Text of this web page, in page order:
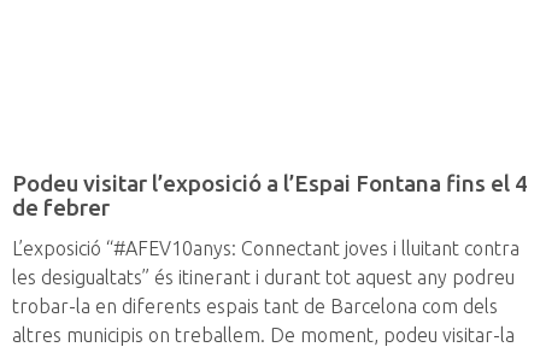
Podeu visitar l’exposició a l’Espai Fontana fins el 4
de febrer
L’exposició “#AFEV10anys: Connectant joves i lluitant contra
les desigualtats” és itinerant i durant tot aquest any podreu
trobar-la en diferents espais tant de Barcelona com dels
altres municipis on treballem. De moment, podeu visitar-la